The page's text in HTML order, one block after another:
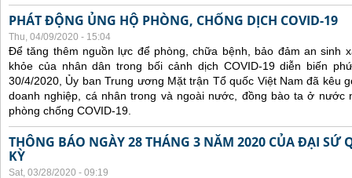
PHÁT ĐỘNG ỦNG HỘ PHÒNG, CHỐNG DỊCH COVID-19
Thu, 04/09/2020 - 15:04
Để tăng thêm nguồn lực để phòng, chữa bệnh, bảo đảm an sinh
khỏe của nhân dân trong bối cảnh dịch COVID-19 diễn biến
30/4/2020, Ủy ban Trung ương Mặt trận Tổ quốc Việt Nam đã kêu
doanh nghiệp, cá nhân trong và ngoài nước, đồng bào ta ở nước
phòng chống COVID-19.
THÔNG BÁO NGÀY 28 THÁNG 3 NĂM 2020 CỦA ĐẠI SỨ
KỲ
Sat, 03/28/2020 - 09:19